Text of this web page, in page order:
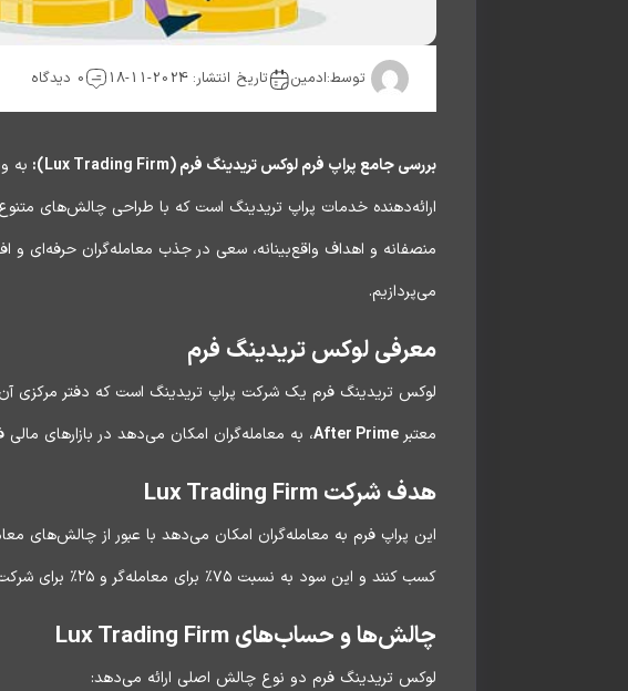
توسط:ادمین تاریخ انتشار: 2024-11-18 0 دیدگاه
بررسی جامع پراپ فرم لوکس تریدینگ فرم (Lux Trading Firm): به
ارائه‌دهنده خدمات پراپ تریدینگ است که با طراحی چالش‌های
منصفانه و اهداف واقع‌بینانه، سعی در جذب معامله‌گران حرفه‌ای و
می‌پردازیم.
معرفی لوکس تریدینگ فرم
لوکس تریدینگ فرم یک شرکت پراپ تریدینگ است که دفتر مرکزی
معتبر After Prime، به معامله‌گران امکان می‌دهد در بازارهای مالی
هدف شرکت Lux Trading Firm
این پراپ فرم به معامله‌گران امکان می‌دهد با عبور از چالش‌های
کسب کنند و این سود به نسبت ۷۵٪ برای معامله‌گر و ۲۵٪ برای شرکت تقسیم می‌شود.
چالش‌ها و حساب‌های Lux Trading Firm
لوکس تریدینگ فرم دو نوع چالش اصلی ارائه می‌دهد: